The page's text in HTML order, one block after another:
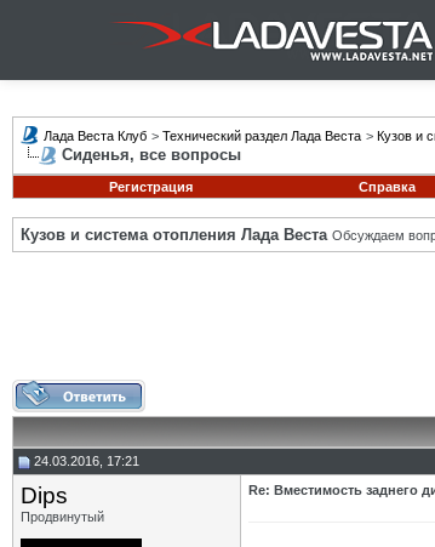
Лада Веста Клуб > Технический раздел Лада Веста > Кузов и
Сиденья, все вопросы
Регистрация
Справка
Кузов и система отопления Лада Веста Обсуждаем
24.03.2016, 17:21
Dips
Продвинутый
Re: Вместимость заднего